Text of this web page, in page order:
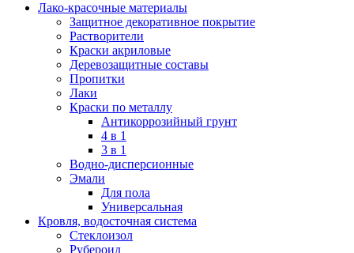
Лако-красочные материалы
Защитное декоративное покрытие
Растворители
Краски акриловые
Деревозащитные составы
Пропитки
Лаки
Краски по металлу
Антикоррозийный грунт
4 в 1
3 в 1
Водно-дисперсионные
Эмали
Для пола
Универсальная
Кровля, водосточная система
Стеклоизол
Рубероид